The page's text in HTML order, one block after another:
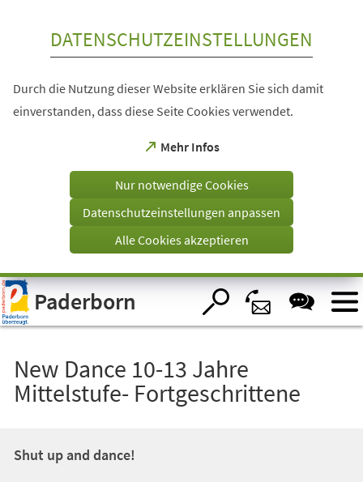
Visuelle
Assistenzsoftware
öffnen.
DATENSCHUTZEINSTELLUNGEN
Durch die Nutzung dieser Website erklären Sie sich damit
einverstanden, dass diese Seite Cookies verwendet.
Mehr Infos
(Öffnet
einem
Tab)
Nur notwendige Cookies
Datenschutzeinstellungen anpassen
Alle Cookies akzeptieren
Paderborn
New Dance 10-13 Jahre
Mittelstufe- Fortgeschrittene
Shut up and dance!